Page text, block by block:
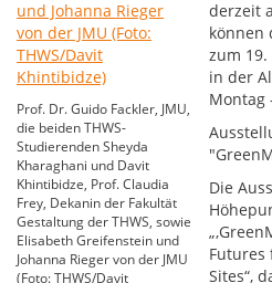
Prof. Dr. Guido Fackler, JMU,
die beiden THWS-
Studierenden Sheyda
Kharaghani und Davit
Khintibidze, Prof. Claudia
Frey, Dekanin der Fakultät
Gestaltung der THWS, sowie
Elisabeth Greifenstein und
Johanna Rieger von der JMU
(Foto: THWS/Davit
derzeit
können
zum
in der
Montag
Die
Futures
Sites“,